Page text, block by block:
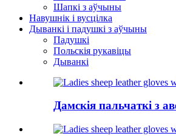
Шапкі з аўчыны
Навушнік і вусцілка
Дыванкі і падушкі з аўчыны
Падушкі
Польскія рукавіцы
Дыванкі
Дамскія пальчаткі з